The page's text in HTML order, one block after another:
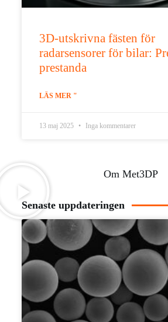
3D-utskrivna fästen för
radarsensorer för bilar:
prestanda
LÄS MER "
13 maj 2025 Inga kommentarer
Om Met3DP
Senaste uppdateringen